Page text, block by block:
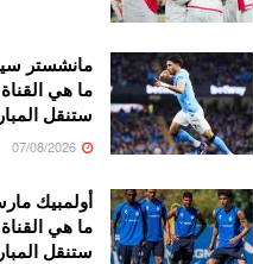
مانشستر
ما هي القناة
ستنقل
أولمبيك
ما هي القناة
ستنقل